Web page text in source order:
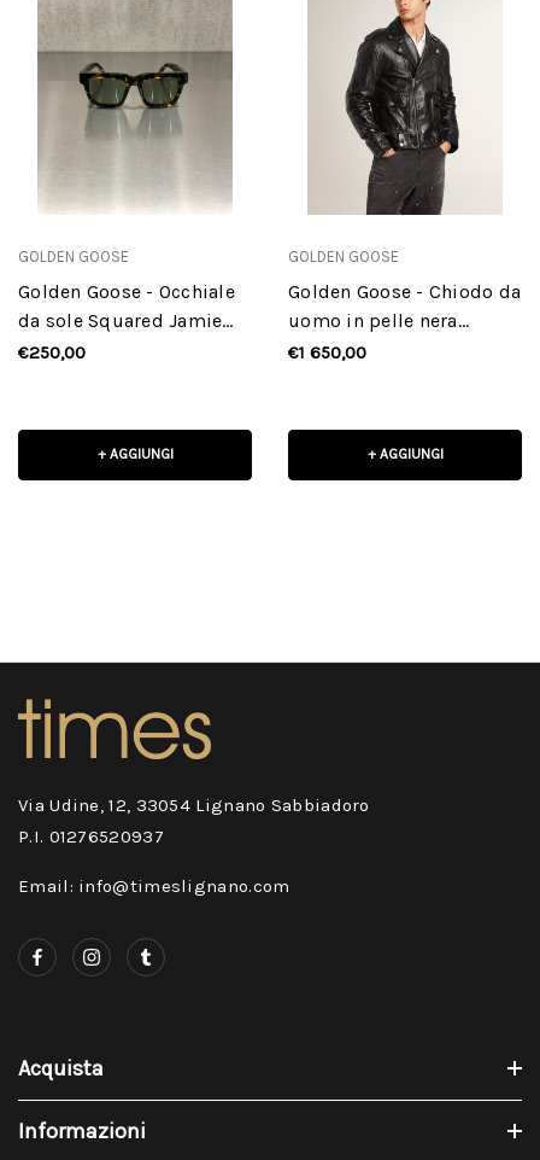
GOLDEN GOOSE
Golden Goose - Occhiale
da sole Squared Jamie
con montatura Havana
€250,00
+ AGGIUNGI
GOLDEN GOOSE
Golden Goose - Chiodo da
uomo in pelle nera
dall'effetto lucido
€1 650,00
+ AGGIUNGI
Via Udine, 12, 33054 Lignano Sabbiadoro
P.I. 01276520937
Email: info@timeslignano.com
Acquista
Informazioni